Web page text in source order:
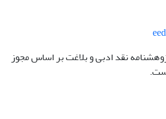
نقد ادبی و بلاغت بر اساس مجوز